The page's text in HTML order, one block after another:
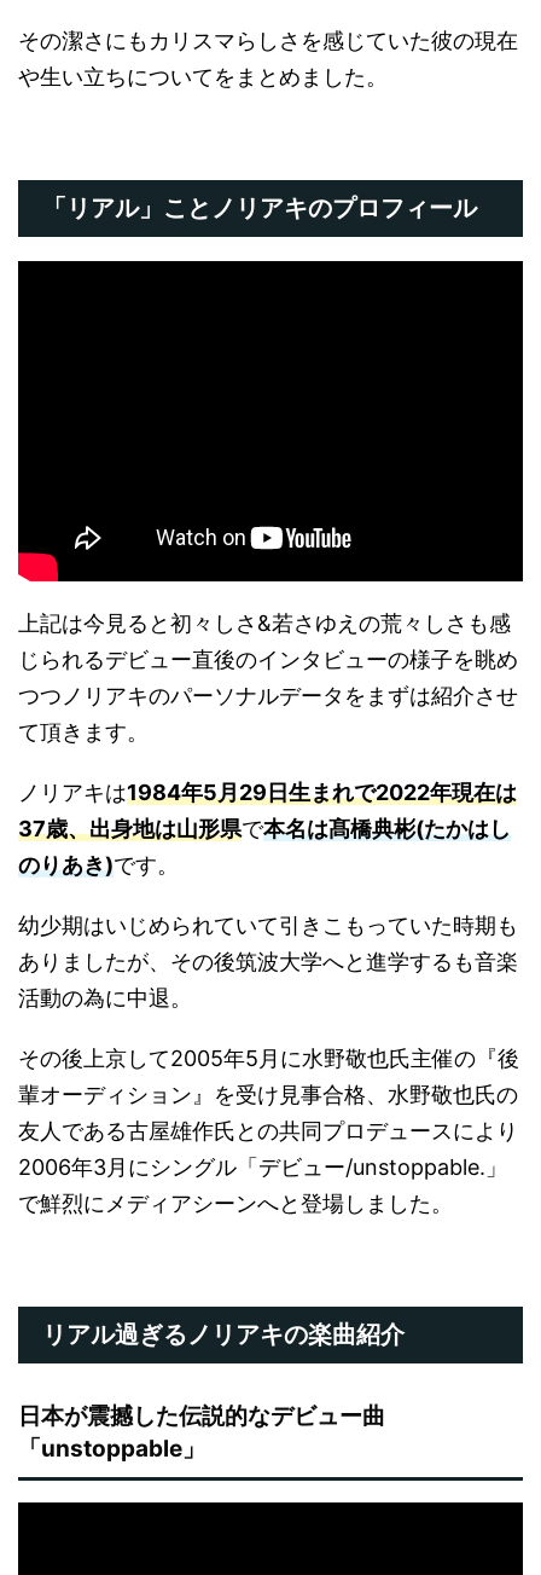
その潔さにもカリスマらしさを感じていた彼の現在
や生い立ちについてをまとめました。
「リアル」ことノリアキのプロフィール
上記は今見ると初々しさ&若さゆえの荒々しさも感
じられるデビュー直後のインタビューの様子を眺め
つつノリアキのパーソナルデータをまずは紹介させ
て頂きます。
ノリアキは1984年5月29日生まれで2022年現在は
37歳、出身地は山形県で本名は髙橋典彬(たかはし
のりあき)です。
幼少期はいじめられていて引きこもっていた時期も
ありましたが、その後筑波大学へと進学するも音楽
活動の為に中退。
その後上京して2005年5月に水野敬也氏主催の『後
輩オーディション』を受け見事合格、水野敬也氏の
友人である古屋雄作氏との共同プロデュースにより
2006年3月にシングル「デビュー/unstoppable.」
で鮮烈にメディアシーンへと登場しました。
リアル過ぎるノリアキの楽曲紹介
日本が震撼した伝説的なデビュー曲
「unstoppable」